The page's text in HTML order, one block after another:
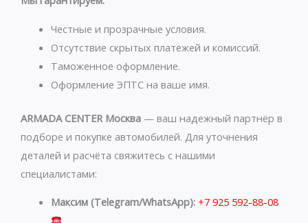
p
p
a
m
Честные и прозрачные условия.
Отсутствие скрытых платежей и комиссий.
Таможенное оформление.
Оформление ЭПТС на ваше имя.
ARMADA CENTER Москва — ваш надежный партнёр в
подборе и покупке автомобилей. Для уточнения
деталей и расчёта свяжитесь с нашими
специалистами:
Максим (Telegram/WhatsApp): +7 925 592-88-08